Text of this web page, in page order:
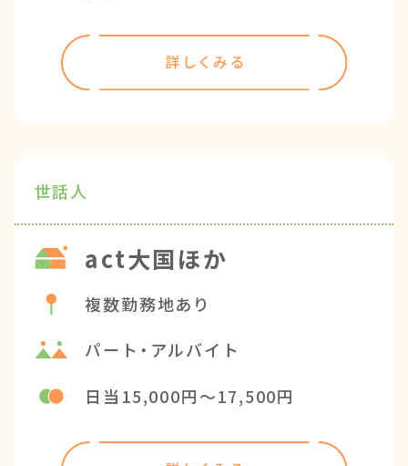
世話人
act大国ほか
複数勤務地あり
パート・アルバイト
日当15,000円～17,500円